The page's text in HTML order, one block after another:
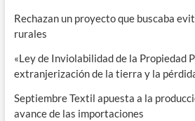
Rechazan un proyecto que buscaba
rurales
«Ley de Inviolabilidad de la Propiedad
extranjerización de la tierra y la
Septiembre Textil apuesta a la
avance de las importaciones